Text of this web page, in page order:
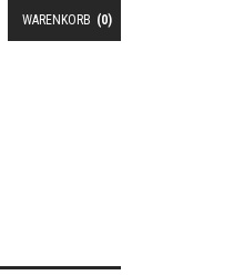
WARENKORB (0)